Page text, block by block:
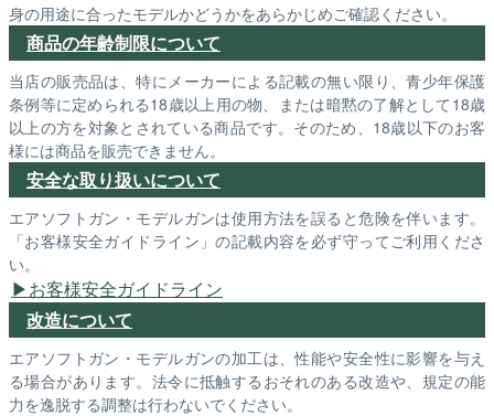
身の用途に合ったモデルかどうかをあらかじめご確認ください。
商品の年齢制限について
当店の販売品は、特にメーカーによる記載の無い限り、青少年保護
条例等に定められる18歳以上用の物、または暗黙の了解として18歳
以上の方を対象とされている商品です。そのため、18歳以下のお客
様には商品を販売できません。
安全な取り扱いについて
エアソフトガン・モデルガンは使用方法を誤ると危険を伴います。
「お客様安全ガイドライン」の記載内容を必ず守ってご利用くださ
い。
お客様安全ガイドライン
改造について
エアソフトガン・モデルガンの加工は、性能や安全性に影響を与え
る場合があります。法令に抵触するおそれのある改造や、規定の能
力を逸脱する調整は行わないでください。